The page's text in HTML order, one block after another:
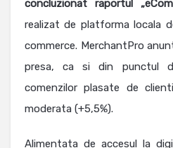
concluzionat raportul
realizat de platforma locala
commerce. MerchantPro
presa, ca si din punctul
comenzilor plasate de
moderata (+5,5%).
Alimentata de accesul la